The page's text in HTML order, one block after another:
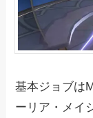
基本ジョブは
ーリア・メイ